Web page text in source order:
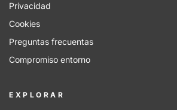
EXPLORAR
Privacidad
Cookies
Preguntas frecuentas
Compromiso entorno